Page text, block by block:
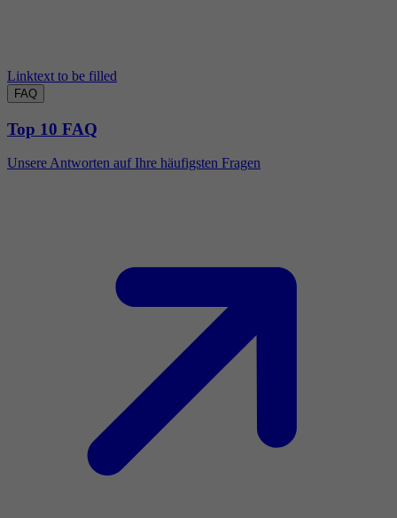
Linktext to be filled
FAQ
Top 10 FAQ
Unsere Antworten auf Ihre häufigsten Fragen